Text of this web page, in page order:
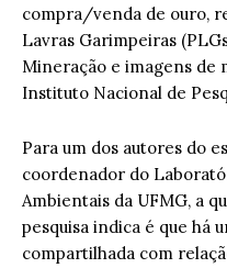
compra/venda de ouro,
Lavras Garimpeiras
Mineração e imagens
Instituto Nacional de
Para um dos autores do
coordenador do
Ambientais da UFMG, a
pesquisa indica é que há
compartilhada com